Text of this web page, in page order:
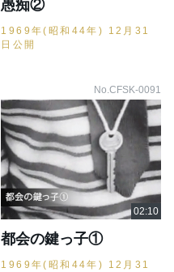
愚痴②
1969年(昭和44年) 12月31
日公開
No.CFSK-0091
都会の鍵っ子①
1969年(昭和44年) 12月31